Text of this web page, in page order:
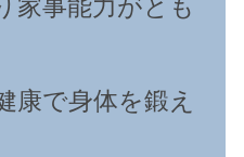
家事能力がとも
康で身体を鍛え